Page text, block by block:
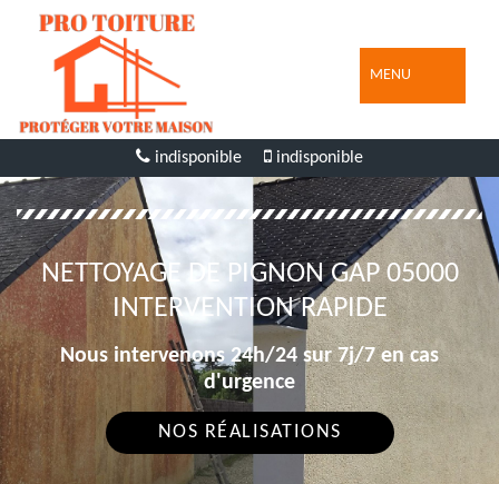
MENU
indisponible indisponible
NETTOYAGE DE PIGNON GAP 05000
INTERVENTION RAPIDE
Nous intervenons 24h/24 sur 7j/7 en cas
d'urgence
NOS RÉALISATIONS